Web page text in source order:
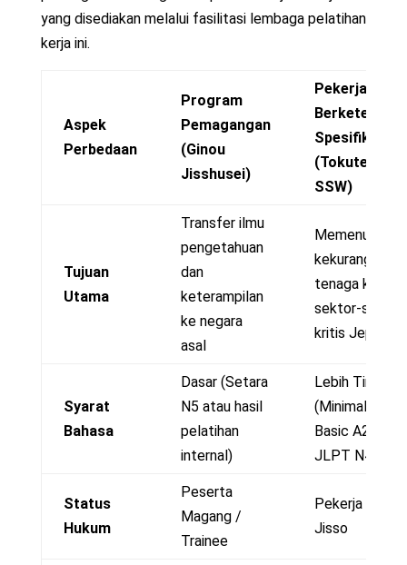
yang disediakan melalui fasilitasi lembaga pelatihan
kerja ini.
Aspek
Perbedaan
Program
Pemagangan
(Ginou
Jisshusei)
Pekerja
Spesifik
(Tokutei
SSW)
Tujuan
Utama
Transfer ilmu
pengetahuan
dan
keterampilan
ke negara
asal
Memenuhi
kekurangan
tenaga kerja di
sektor-sektor
kritis Jepang
Syarat
Bahasa
Dasar (Setara
N5 atau hasil
pelatihan
internal)
Lebih Tinggi
(Minimal JFT-
Basic A2 atau
JLPT N4)
Status
Hukum
Peserta
Magang /
Trainee
Pekerja
Jisso